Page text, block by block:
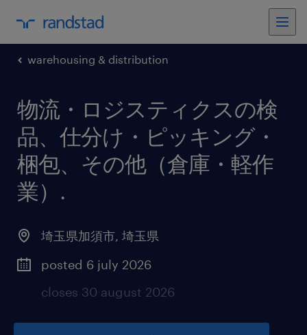
warehousing & distribution
物流・ロジスティクスの検
品、仕分け・ピッキング・
梱包、その他（倉庫・軽作
業） .
埼玉県加須市, 埼玉県
posted 6 july 2026
closes 30 august 2026